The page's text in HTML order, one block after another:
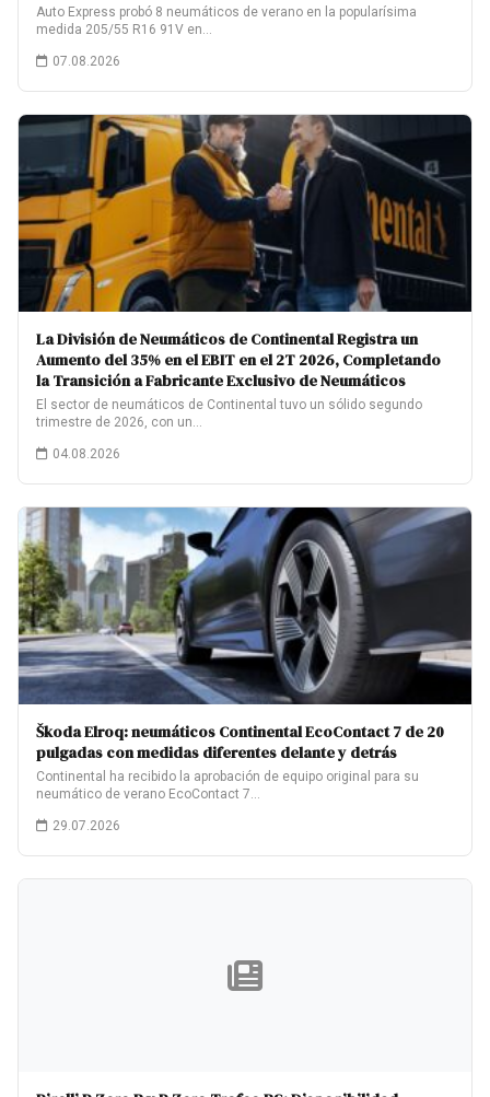
Auto Express probó 8 neumáticos de verano en la popularísima
medida 205/55 R16 91V en…
07.08.2026
La División de Neumáticos de Continental Registra un
Aumento del 35% en el EBIT en el 2T 2026, Completando
la Transición a Fabricante Exclusivo de Neumáticos
El sector de neumáticos de Continental tuvo un sólido segundo
trimestre de 2026, con un…
04.08.2026
Škoda Elroq: neumáticos Continental EcoContact 7 de 20
pulgadas con medidas diferentes delante y detrás
Continental ha recibido la aprobación de equipo original para su
neumático de verano EcoContact 7…
29.07.2026